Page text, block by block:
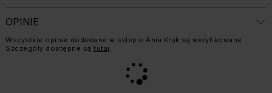
OPINIE
Informacja o weryfikacji opinii:
Wszystkie opinie dodawane w sklepie Ania Kruk są weryfikowane.
Szczegóły dostępne są tutaj .